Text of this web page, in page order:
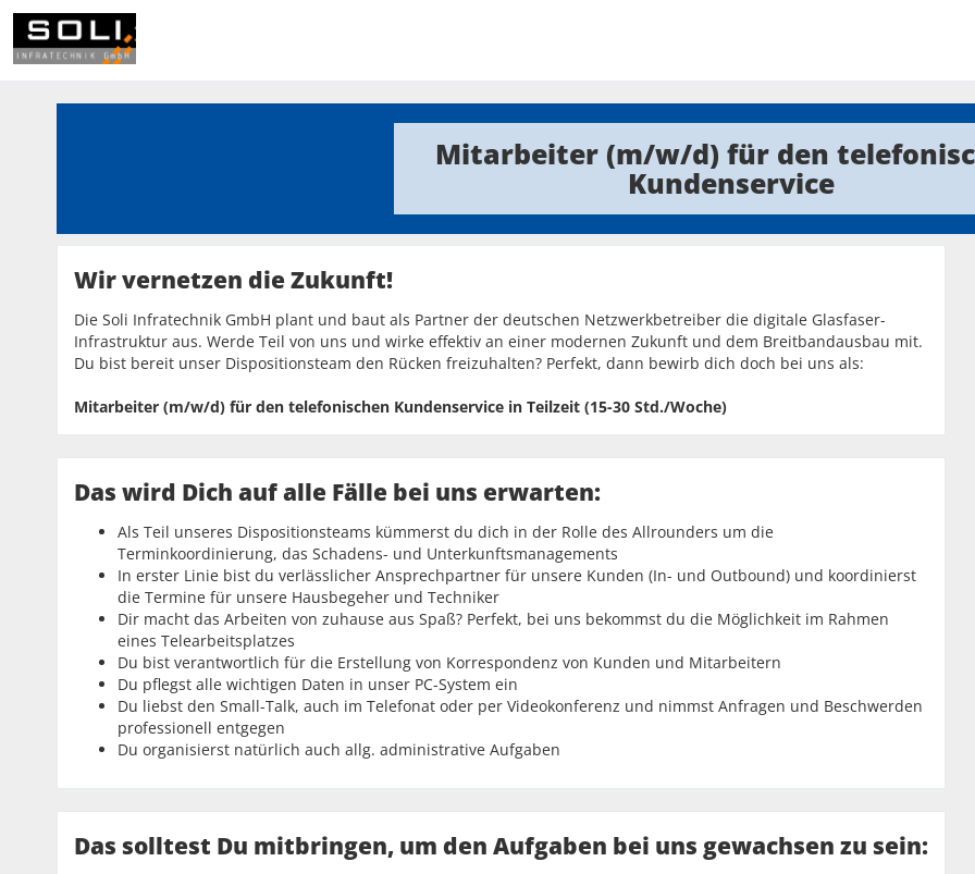
Mitarbeiter (m/w/d) für den
Kundenservice
Wir vernetzen die Zukunft!
Die Soli Infratechnik GmbH plant und baut als Partner der deutschen Netzwerkbetreiber die digitale Glasfaser-
Infrastruktur aus. Werde Teil von uns und wirke effektiv an einer modernen Zukunft und dem Breitbandausbau mit.
Du bist bereit unser Dispositionsteam den Rücken freizuhalten? Perfekt, dann bewirb dich doch bei uns als:
Mitarbeiter (m/w/d) für den telefonischen Kundenservice in Teilzeit (15-30 Std./Woche)
Das wird Dich auf alle Fälle bei uns erwarten:
Als Teil unseres Dispositionsteams kümmerst du dich in der Rolle des Allrounders um die
Terminkoordinierung, das Schadens- und Unterkunftsmanagements
In erster Linie bist du verlässlicher Ansprechpartner für unsere Kunden (In- und Outbound) und koordinierst
die Termine für unsere Hausbegeher und Techniker
Dir macht das Arbeiten von zuhause aus Spaß? Perfekt, bei uns bekommst du die Möglichkeit im Rahmen
eines Telearbeitsplatzes
Du bist verantwortlich für die Erstellung von Korrespondenz von Kunden und Mitarbeitern
Du pflegst alle wichtigen Daten in unser PC-System ein
Du liebst den Small-Talk, auch im Telefonat oder per Videokonferenz und nimmst Anfragen und Beschwerden
professionell entgegen
Du organisierst natürlich auch allg. administrative Aufgaben
Das solltest Du mitbringen, um den Aufgaben bei uns gewachsen zu sein: